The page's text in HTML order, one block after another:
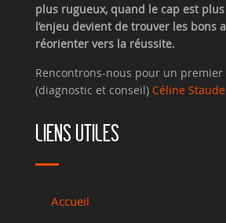
plus rugueux, quand le cap est
l’enjeu devient de trouver les bons
réorienter vers la réussite.
Rencontrons-nous pour un
(diagnostic et conseil) Céline
LIENS UTILES
Accueil